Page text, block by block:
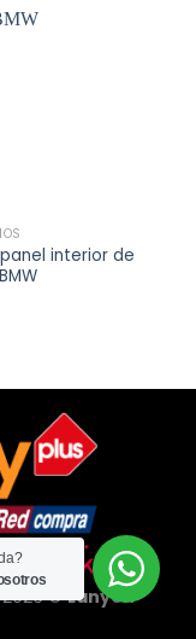
interior de
2026 ©Lanyon